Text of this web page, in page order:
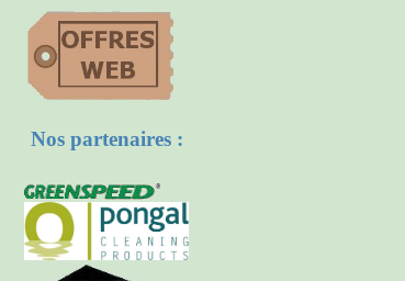
Nos partenaires :